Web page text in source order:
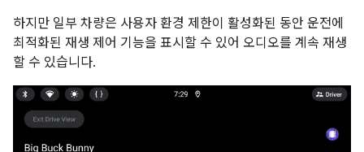
하지만 일부 차량은 사용자 환경 제한이 활성화된 동안 운전에
최적화된 재생 제어 기능을 표시할 수 있어 오디오를 계속 재생
할 수 있습니다.